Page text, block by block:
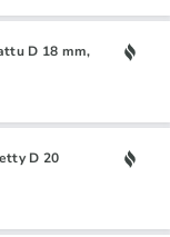
D 18 mm,
D 20